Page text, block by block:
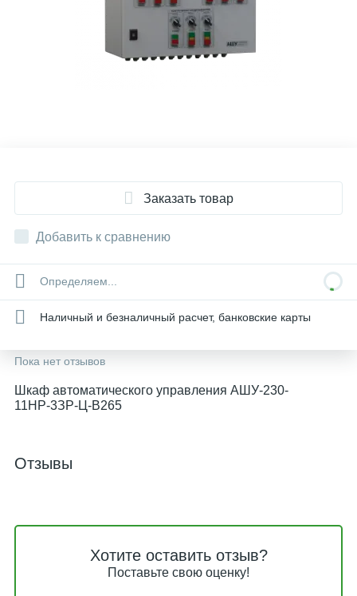
Заказать товар
Добавить к сравнению
Определяем...
Наличный и безналичный расчет, банковские карты
Пока нет отзывов
Шкаф автоматического управления АШУ-230-
11НР-3ЗР-Ц-В265
Отзывы
Хотите оставить отзыв?
Поставьте свою оценку!